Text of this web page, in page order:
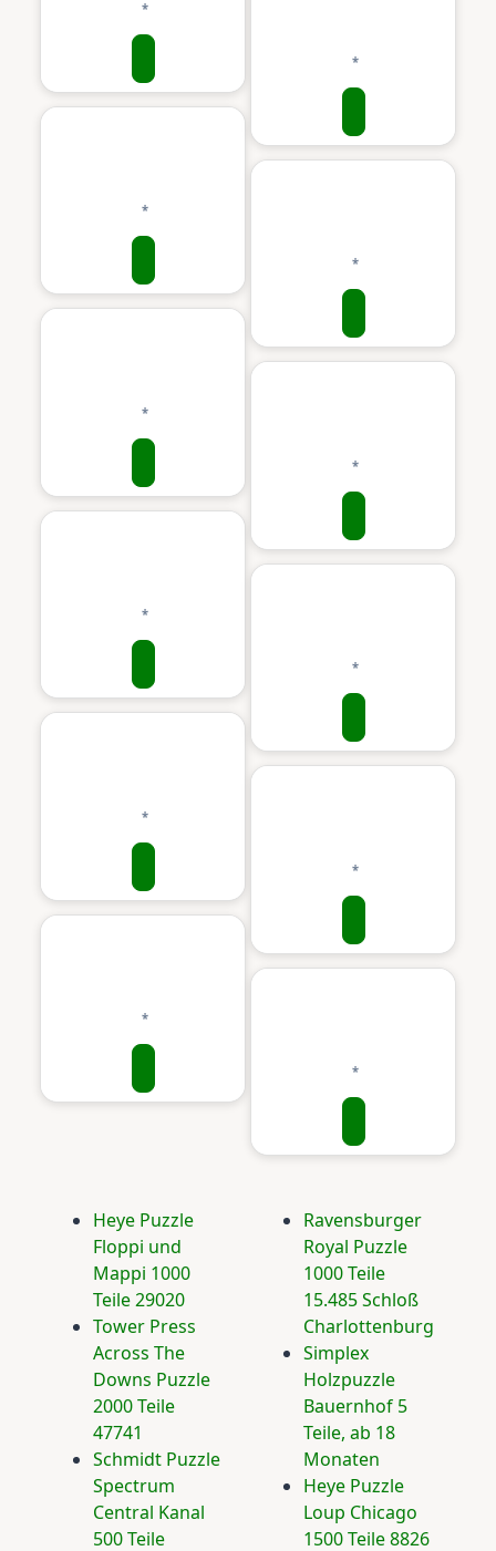
Heye Puzzle
Floppi und
Mappi 1000
Teile 29020
Tower Press
Across The
Downs Puzzle
2000 Teile
47741
Schmidt Puzzle
Spectrum
Central Kanal
500 Teile
Ravensburger
Royal Puzzle
1000 Teile
15.485 Schloß
Charlottenburg
Simplex
Holzpuzzle
Bauernhof 5
Teile, ab 18
Monaten
Heye Puzzle
Loup Chicago
1500 Teile 8826